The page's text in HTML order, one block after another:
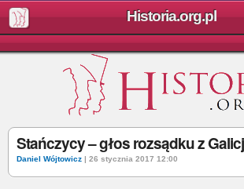
Historia.org.pl
Stańczycy – głos rozsądku z
Daniel Wójtowicz | 26 stycznia 2017 12:00